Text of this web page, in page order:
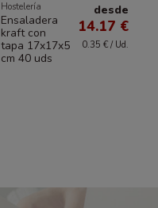
Hostelería
Ensaladera
kraft con
tapa 17x17x5
cm 40 uds
desde
14.17 €
0.35 € / Ud.